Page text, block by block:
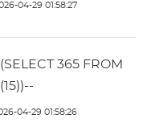
04-29 01:58:27
365 FROM
04-29 01:58:26